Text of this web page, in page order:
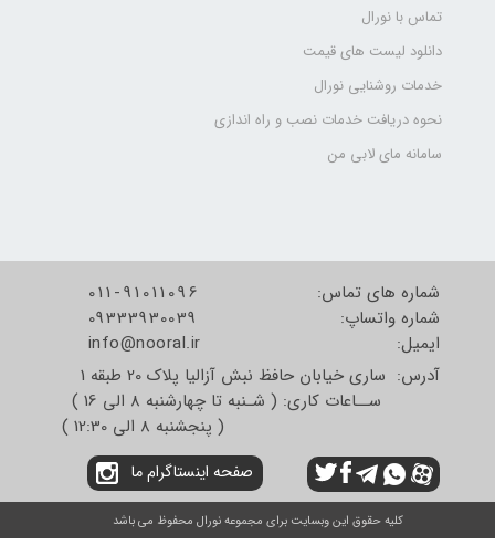
تماس با نورال
دانلود لیست های قیمت
خدمات روشنایی نورال
نحوه دریافت خدمات نصب و راه اندازی
سامانه مای لابی من
شماره های تماس:
شماره واتساپ:
​​​​​​​ایمیل:
011-91011096
09333930039
info@nooral.ir
آدرس: ساری خیابان حافظ نبش آزالیا پلاک 20 طبقه 1
ســاعات کاری: ( شـنبه تا چهارشنبه 8 الی 16 )
( پنجشنبه 8 الی 12:30 )
صفحه اینستاگرام ما
کلیه حقوق این وبسایت برای مجموعه نورال محفوظ می باشد